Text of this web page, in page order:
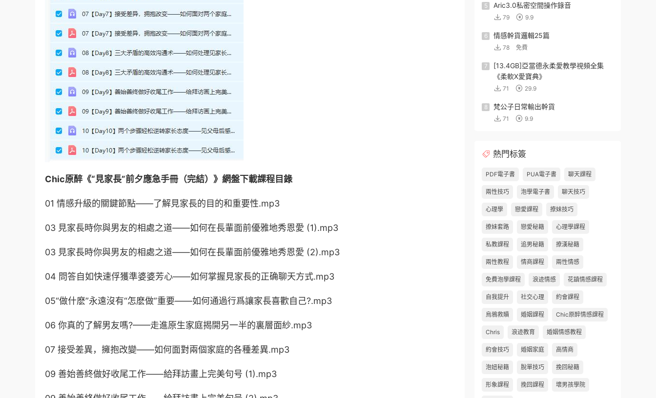
Chic原醉《“見家長”前夕應急手冊（完結）》網盤下載課程目錄
01 情感升級的關鍵節點——了解見家長的目的和重要性.mp3
03 見家長時你與男友的相處之道——如何在長輩面前優雅地秀恩愛 (1).mp3
03 見家長時你與男友的相處之道——如何在長輩面前優雅地秀恩愛 (2).mp3
04 問答自如快速俘獲準婆婆芳心——如何掌握見家長的正确聊天方式.mp3
05“做什麽”永遠沒有“怎麽做”重要——如何通過行爲讓家長喜歡自己?.mp3
06 你真的了解男友嗎?——走進原生家庭揭開另一半的裏層面紗.mp3
07 接受差異，擁抱改變——如何面對兩個家庭的各種差異.mp3
09 善始善終做好收尾工作——給拜訪畫上完美句号 (1).mp3
5 Aric3.0私密空間操作錄音
79 9.9
6 情感幹貨邏輯25篇
78 免費
7
[13.4GB]亞當德永柔愛教學視頻全集
《柔軟X愛寶典》
71 29.9
8 梵公子日常輸出幹貨
71 9.9
熱門标簽
PDF電子書 PUA電子書 聊天課程
兩性技巧 泡學電子書 聊天技巧
心理學 戀愛課程 撩妹技巧
撩妹套路 戀愛秘籍 心理學課程
私教課程 追男秘籍 撩漢秘籍
兩性教程 情商課程 兩性情感
免費泡學課程 浪迹情感 花鎮情感課程
自我提升 社交心理 約會課程
烏鴉救贖 婚姻課程 Chic原醉情感課程
Chris 浪迹教育 婚姻情感教程
約會技巧 婚姻家庭 高情商
泡妞秘籍 脫單技巧 挽回秘籍
形象課程 挽回課程 壞男孩學院